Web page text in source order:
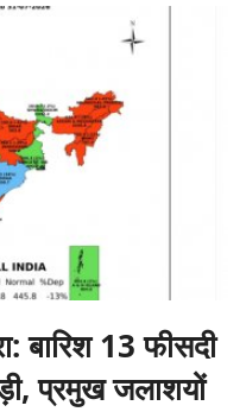
बारिश 13 फीसदी
प्रमुख जलाशयों